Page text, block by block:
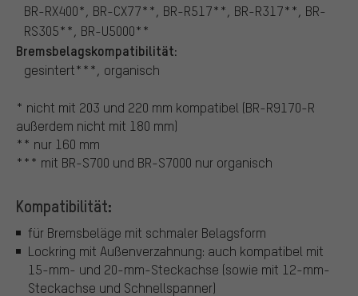
BR-RX400*, BR-CX77**, BR-R517**, BR-R317**, BR-
RS305**, BR-U5000**
Bremsbelagskompatibilität:
gesintert***, organisch
* nicht mit 203 und 220 mm kompatibel (BR-R9170-R
außerdem nicht mit 180 mm)
** nur 160 mm
*** mit BR-S700 und BR-S7000 nur organisch
Kompatibilität:
für Bremsbeläge mit schmaler Belagsform
Lockring mit Außenverzahnung: auch kompatibel mit
15-mm- und 20-mm-Steckachse (sowie mit 12-mm-
Steckachse und Schnellspanner)